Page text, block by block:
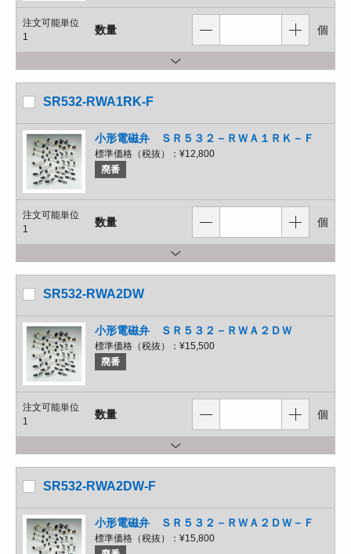
注文可能単位
1
数量 個
SR532-RWA1RK-F
小形電磁弁 ＳＲ５３２－ＲＷＡ１ＲＫ－Ｆ
標準価格（税抜）： ¥12,800
廃番
注文可能単位
1
数量 個
SR532-RWA2DW
小形電磁弁 ＳＲ５３２－ＲＷＡ２ＤＷ
標準価格（税抜）： ¥15,500
廃番
注文可能単位
1
数量 個
SR532-RWA2DW-F
小形電磁弁 ＳＲ５３２－ＲＷＡ２ＤＷ－Ｆ
標準価格（税抜）： ¥15,800